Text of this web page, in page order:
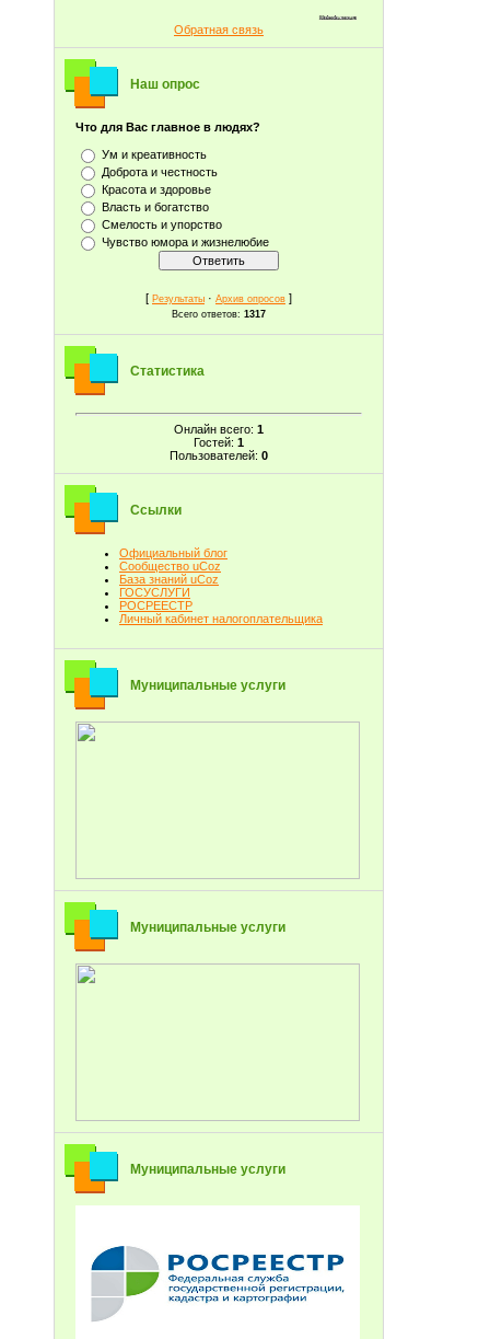
Обратная связь
Наш опрос
Что для Вас главное в людях?
Ум и креативность
Доброта и честность
Красота и здоровье
Власть и богатство
Смелость и упорство
Чувство юмора и жизнелюбие
[ Результаты · Архив опросов ]
Всего ответов: 1317
Статистика
Онлайн всего: 1
Гостей: 1
Пользователей: 0
Ссылки
Официальный блог
Сообщество uCoz
База знаний uCoz
ГОСУСЛУГИ
РОСРЕЕСТР
Личный кабинет налогоплательщика
Муниципальные услуги
Муниципальные услуги
Муниципальные услуги